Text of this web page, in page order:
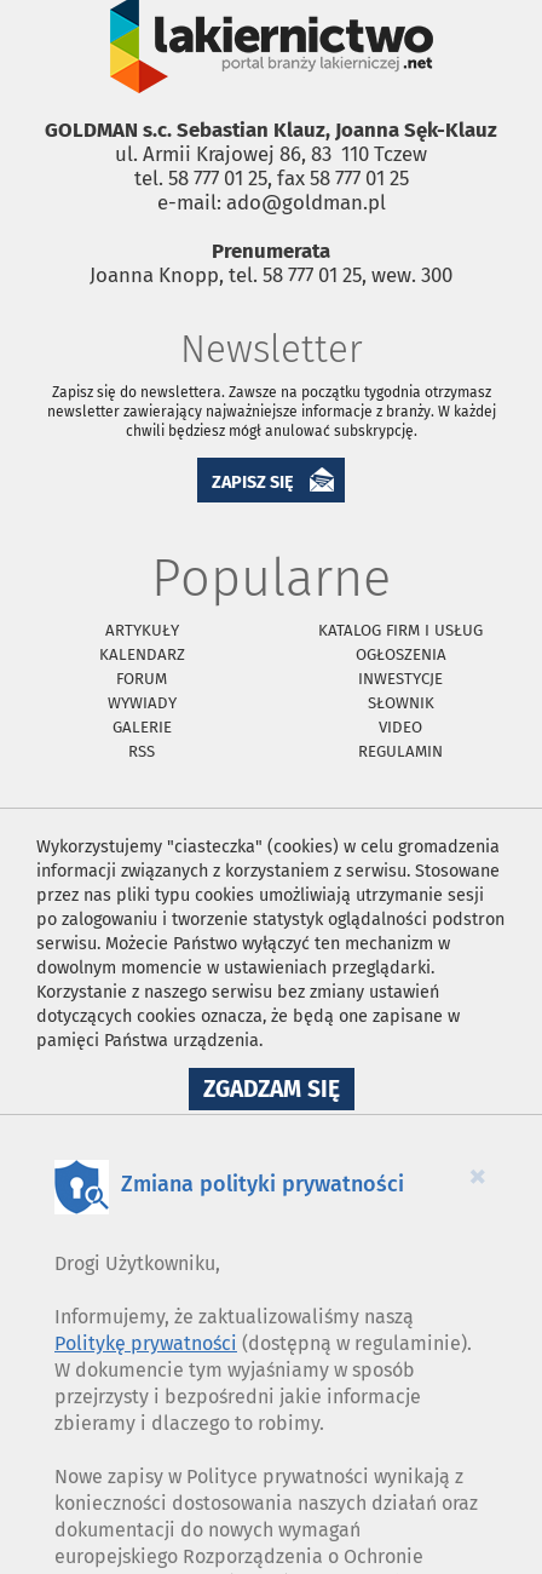
GOLDMAN s.c. Sebastian Klauz, Joanna Sęk-Klauz
ul. Armii Krajowej 86, 83 ­ 110 Tczew
tel. 58 777 01 25, fax 58 777 01 25
e-mail: ado@goldman.pl
Prenumerata
Joanna Knopp, tel. 58 777 01 25, wew. 300
Newsletter
Zapisz się do newslettera. Zawsze na początku tygodnia otrzymasz
newsletter zawierający najważniejsze informacje z branży. W każdej
chwili będziesz mógł anulować subskrypcję.
ZAPISZ SIĘ
Popularne
ARTYKUŁY
KATALOG FIRM I USŁUG
KALENDARZ
OGŁOSZENIA
FORUM
INWESTYCJE
WYWIADY
SŁOWNIK
GALERIE
VIDEO
RSS
REGULAMIN
Wykorzystujemy "ciasteczka" (cookies) w celu gromadzenia
informacji związanych z korzystaniem z serwisu. Stosowane
przez nas pliki typu cookies umożliwiają utrzymanie sesji
po zalogowaniu i tworzenie statystyk oglądalności podstron
serwisu. Możecie Państwo wyłączyć ten mechanizm w
dowolnym momencie w ustawieniach przeglądarki.
Korzystanie z naszego serwisu bez zmiany ustawień
dotyczących cookies oznacza, że będą one zapisane w
pamięci Państwa urządzenia.
ZGADZAM SIĘNA
WYKORZYSTANIE
×
Zmiana polityki prywatności
Drogi Użytkowniku,
Informujemy, że zaktualizowaliśmy naszą
Politykę prywatności (dostępną w regulaminie).
W dokumencie tym wyjaśniamy w sposób
przejrzysty i bezpośredni jakie informacje
zbieramy i dlaczego to robimy.
Nowe zapisy w Polityce prywatności wynikają z
konieczności dostosowania naszych działań oraz
dokumentacji do nowych wymagań
europejskiego Rozporządzenia o Ochronie